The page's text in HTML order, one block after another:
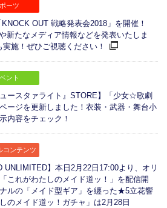
ーツ
OUT 戦略発表会2018」を開催！
新たなメディア情報などを発表いたしま
施！ぜひご視聴ください！
ント
ースタァライト』STORE】「少女☆歌劇
ージを更新しました！衣装・武器・舞台小
内容をチェック！
コンテンツ
UNLIMITED】本日2月22日17:00より、オリ
これがわたしのメイド道ッ！」を配信開
ルの「メイド型ギア」を纏った★5立花響
のメイド道ッ！ガチャ」は2月28日